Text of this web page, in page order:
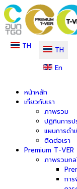
TH
TH
En
หน้าหลัก
เกี่ยวกับเรา
ภาพรวม
ปฏิทินการป
แผนการดำ
ติดต่อเรา
Premium T-VER
ภาพรวมกล
กา